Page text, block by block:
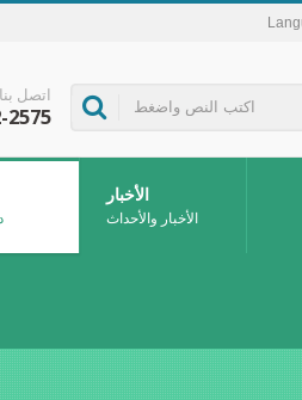
اتصل بنا
2575
الأخبار
الأخبار والأحداث